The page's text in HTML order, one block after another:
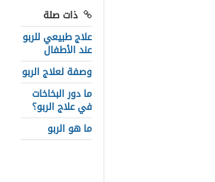
ذات صلة
علاج طبيعي للربو
عند الأطفال
وصفة لعلاج الربو
ما دور البخاخات
في علاج الربو؟
ما هو الربو